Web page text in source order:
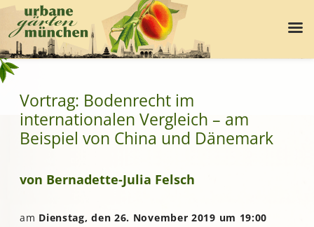
Vortrag: Bodenrecht im
internationalen Vergleich – am
Beispiel von China und Dänemark
von Bernadette-Julia Felsch
am Dienstag, den 26. November 2019 um 19:00